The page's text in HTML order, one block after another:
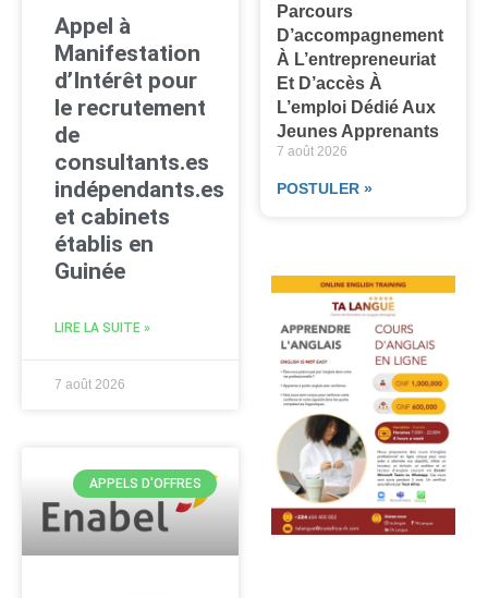
Appel à
Manifestation
d’Intérêt pour
le recrutement
de
consultants.es
indépendants.es
et cabinets
établis en
Guinée
LIRE LA SUITE »
7 août 2026
APPELS D'OFFRES
Parcours
D’accompagnement
À L’entrepreneuriat
Et D’accès À
L’emploi Dédié Aux
Jeunes Apprenants
7 août 2026
POSTULER »